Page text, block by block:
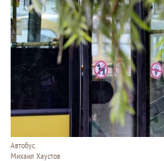
Автобус.
Михаил Хаустов